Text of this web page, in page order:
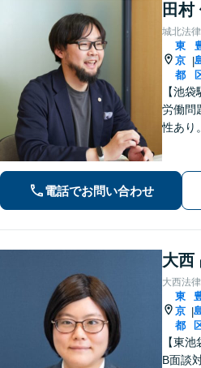
田村
城北法
東
京
都
|
【池
労働問
性あり
電話でお問い合わせ
大西
大西法
東
京
都
|
【東
B面談